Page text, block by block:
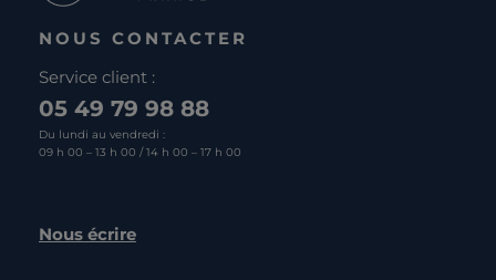
NOUS CONTACTER
Service client :
05 49 79 98 88
Du lundi au vendredi :
09 h 00 – 13 h 00 / 14 h 00 – 17 h 00
Nous écrire